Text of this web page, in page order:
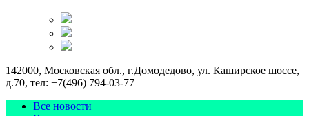
142000, Московская обл., г.Домодедово, ул. Каширское шоссе,
д.70, тел: +7(496) 794-03-77
Все новости